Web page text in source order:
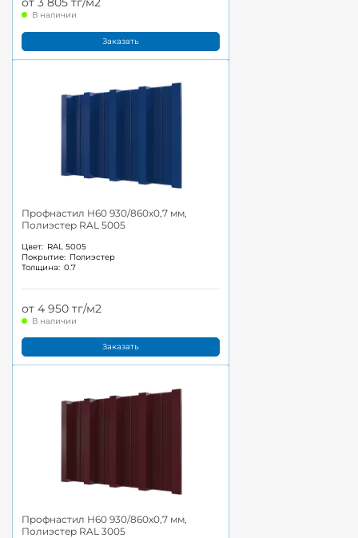
В наличии
Заказать
Профнастил Н60 930/860x0,7 мм,
Полиэстер RAL 5005
Цвет: RAL 5005
Покрытие: Полиэстер
Толщина: 0.7
от 4 950 тг/м2
В наличии
Заказать
Профнастил Н60 930/860x0,7 мм,
Полиэстер RAL 3005